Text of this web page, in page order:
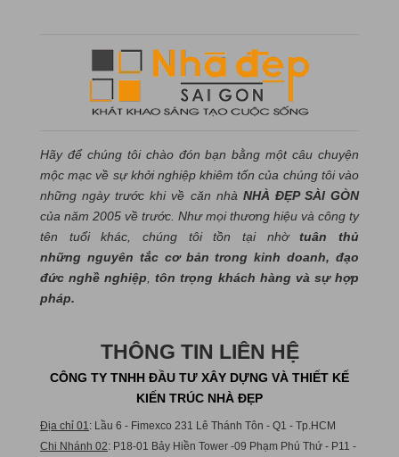
Hãy để chúng tôi chào đón bạn bằng một câu chuyện
mộc mạc về sự khởi nghiệp khiêm tốn của chúng tôi vào
những ngày trước khi về căn nhà NHÀ ĐẸP SÀI GÒN
của năm 2005 về trước. Như mọi thương hiệu và công ty
tên tuổi khác, chúng tôi tồn tại nhờtuân thủ
những nguyên tắc cơ bản trong kinh doanh, đạo
đức nghề nghiệp ,tôn trọng khách hàng và sự hợp
pháp.
THÔNG TIN LIÊN HỆ
CÔNG TY TNHH ĐẦU TƯ XÂY DỰNG VÀ THIẾT KẾ
KIẾN TRÚC NHÀ ĐẸP
Địa chỉ 01 : Lầu 6 - Fimexco 231 Lê Thánh Tôn - Q1 - Tp.HCM
Chi Nhánh 02: P18-01 Bảy Hiền Tower -09 Phạm Phú Thứ - P11 -